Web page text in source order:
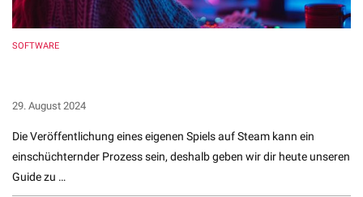
SOFTWARE
29. August 2024
Die Veröffentlichung eines eigenen Spiels auf Steam kann ein
einschüchternder Prozess sein, deshalb geben wir dir heute unseren
Guide zu …